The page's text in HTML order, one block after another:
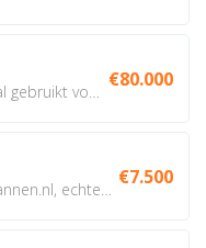
€80.000
€7.500